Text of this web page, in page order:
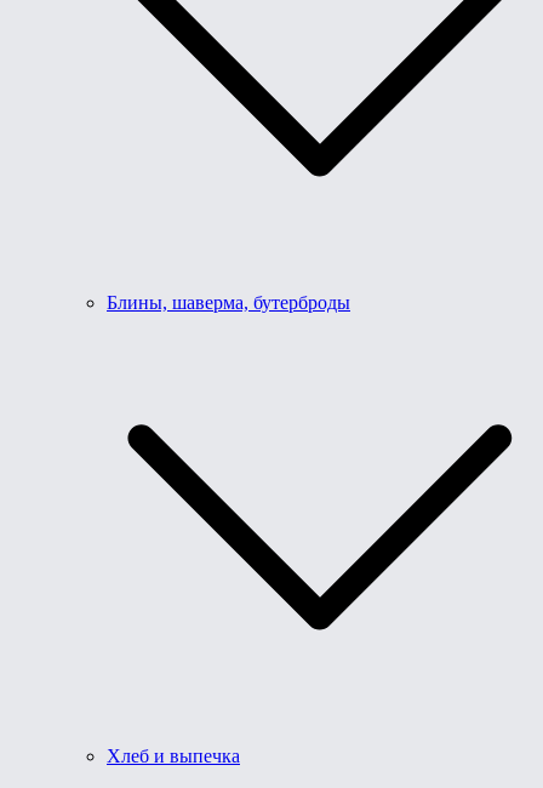
Блины, шаверма, бутерброды
Хлеб и выпечка